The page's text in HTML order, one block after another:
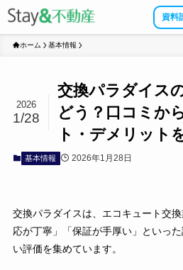
資料
ホーム 基本情報
交換パラダイス
どう？口コミか
ト・デメリット
2026
1/28
基本情報 2026年1月28日
交換パラダイスは、エコキュート交
応が丁寧」「保証が手厚い」といっ
い評価を集めています。